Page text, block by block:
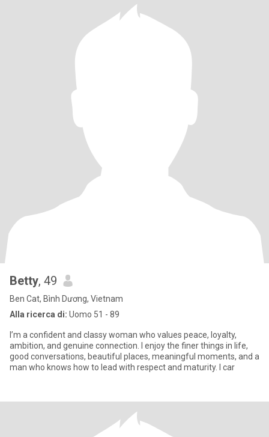
Betty, 49
Ben Cat, Bình Dương, Vietnam
Alla ricerca di: Uomo 51 - 89
I’m a confident and classy woman who values peace, loyalty,
ambition, and genuine connection. I enjoy the finer things in life,
good conversations, beautiful places, meaningful moments, and a
man who knows how to lead with respect and maturity. I car